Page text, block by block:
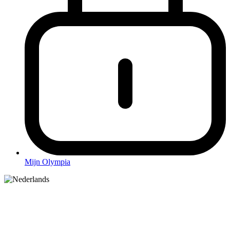
Mijn Olympia